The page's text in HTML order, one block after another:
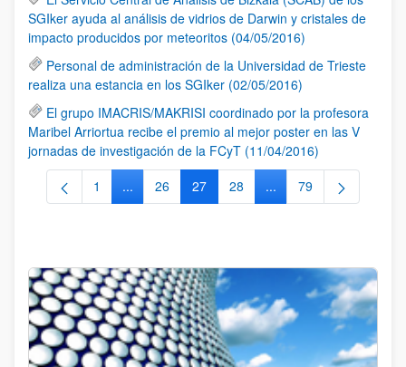
SGIker ayuda al análisis de vidrios de Darwin y cristales de
impacto producidos por meteoritos (04/05/2016)
Personal de administración de la Universidad de Trieste
realiza una estancia en los SGIker (02/05/2016)
El grupo IMACRIS/MAKRISI coordinado por la profesora
Maribel Arriortua recibe el premio al mejor poster en las V
jornadas de investigación de la FCyT (11/04/2016)
Página
1 ...Páginas intermedias Use TAB para desplazarse.
Página
26 Página
27 Página
28 ...Páginas intermedias
Página
79